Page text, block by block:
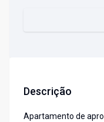
Descrição
Apartamento de